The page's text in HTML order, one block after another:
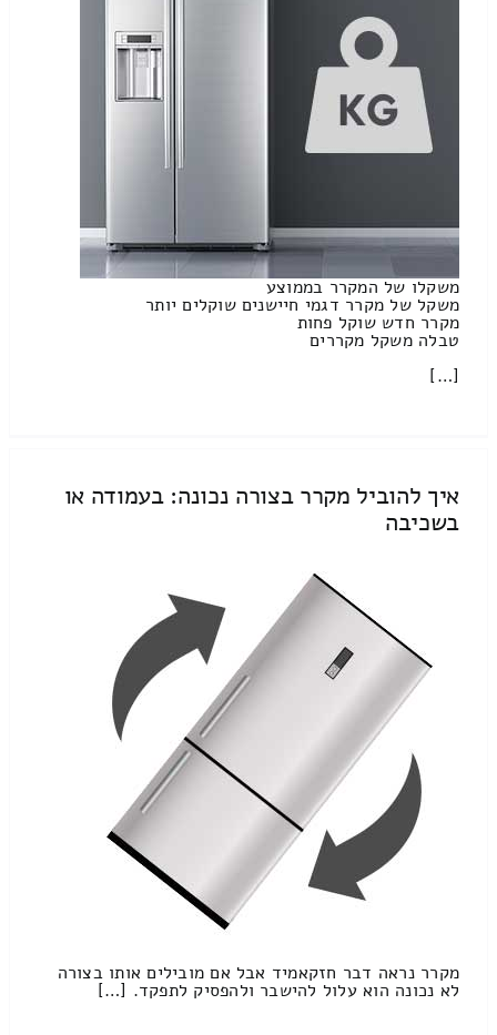
משקלו של המקרר בממוצע
משקל של מקרר דגמי חיישנים שוקלים יותר
מקרר חדש שוקל פחות
טבלה משקל מקררים
[…]
איך להוביל מקרר בצורה נכונה: בעמודה או
בשכיבה
מקרר נראה דבר חזקאמיד אבל אם מובילים אותו בצורה
לא נכונה הוא עלול להישבר ולהפסיק לתפקד. […]